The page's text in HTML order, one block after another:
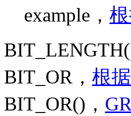
example，
BIT_OR， 根
BIT_OR()，